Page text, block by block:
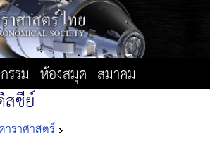
รรม ห้องสมุด สมาคม
สซีย์
ราศาสตร์